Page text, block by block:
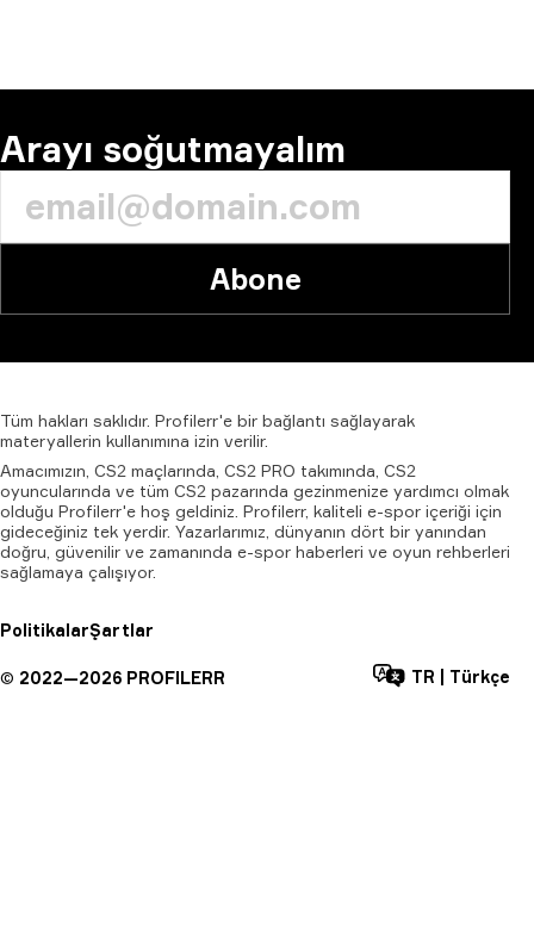
Arayı soğutmayalım
Abone
Tüm hakları saklıdır. Profilerr'e bir bağlantı sağlayarak
materyallerin kullanımına izin verilir.
Amacımızın, CS2 maçlarında, CS2 PRO takımında, CS2
oyuncularında ve tüm CS2 pazarında gezinmenize yardımcı olmak
olduğu Profilerr'e hoş geldiniz. Profilerr, kaliteli e-spor içeriği için
gideceğiniz tek yerdir. Yazarlarımız, dünyanın dört bir yanından
doğru, güvenilir ve zamanında e-spor haberleri ve oyun rehberleri
sağlamaya çalışıyor.
PolitikalarŞartlar
© 2022—2026 PROFILERR TR Türkçe